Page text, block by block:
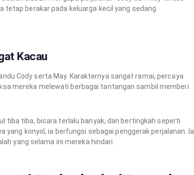
tetap berakar pada keluarga kecil yang sedang
Kacau
Cody serta May. Karakternya sangat ramai, percaya
mereka melewati berbagai tantangan sambil memberi
tiba tiba, bicara terlalu banyak, dan bertingkah seperti
yang konyol, ia berfungsi sebagai penggerak perjalanan. Ia
yang selama ini mereka hindari.